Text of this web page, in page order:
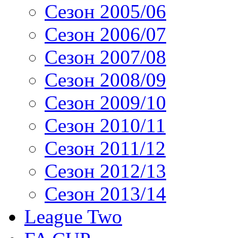
Сезон 2005/06
Сезон 2006/07
Сезон 2007/08
Сезон 2008/09
Сезон 2009/10
Сезон 2010/11
Сезон 2011/12
Сезон 2012/13
Сезон 2013/14
League Two